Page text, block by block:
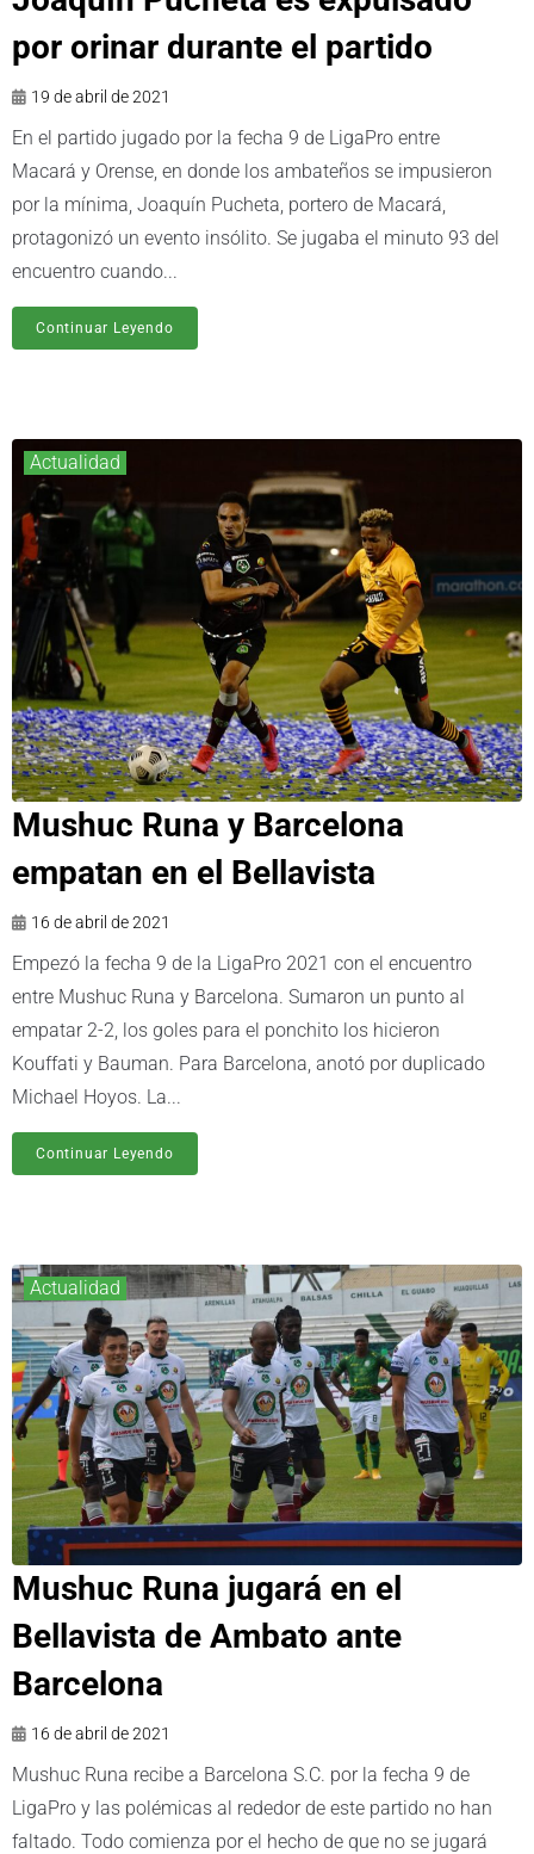
por orinar durante el partido
19 de abril de 2021
En el partido jugado por la fecha 9 de LigaPro entre
Macará y Orense, en donde los ambateños se impusieron
por la mínima, Joaquín Pucheta, portero de Macará,
protagonizó un evento insólito. Se jugaba el minuto 93 del
encuentro cuando...
Continuar Leyendo
Actualidad
Mushuc Runa y Barcelona
empatan en el Bellavista
16 de abril de 2021
Empezó la fecha 9 de la LigaPro 2021 con el encuentro
entre Mushuc Runa y Barcelona. Sumaron un punto al
empatar 2-2, los goles para el ponchito los hicieron
Kouffati y Bauman. Para Barcelona, anotó por duplicado
Michael Hoyos. La...
Continuar Leyendo
Actualidad
Mushuc Runa jugará en el
Bellavista de Ambato ante
Barcelona
16 de abril de 2021
Mushuc Runa recibe a Barcelona S.C. por la fecha 9 de
LigaPro y las polémicas al rededor de este partido no han
faltado. Todo comienza por el hecho de que no se jugará